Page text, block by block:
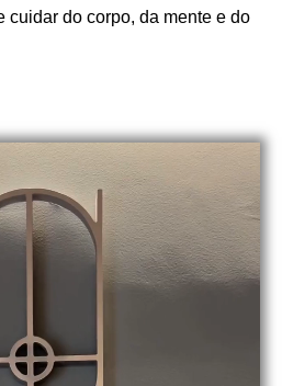
cuidar do corpo, da mente e do